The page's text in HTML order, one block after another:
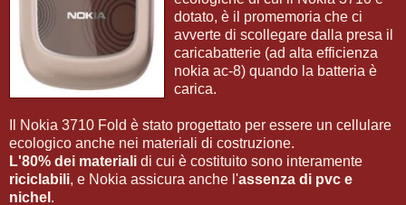
dotato, è il promemoria che ci
avverte di scollegare dalla presa il
caricabatterie (ad alta efficienza
nokia ac-8) quando la batteria è
carica.
Il Nokia 3710 Fold è stato progettato per essere un cellulare
ecologico anche nei materiali di costruzione.
L'80% dei materiali di cui è costituito sono interamente
riciclabili, e Nokia assicura anche l'assenza di pvc e
nichel .